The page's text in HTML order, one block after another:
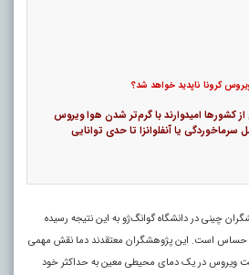
کرونا ناپدید خواهد شد؟
کشورها امیدوارند با گرم‌تر شدن هوا ویروس
سرماخوردگی یا آنفلوانزا تا حدی توانایی
چینی در دانشگاه گوانگ‌ژو به این نتیجه رسیده
حساس است. این پژوهشگران معتقدند دما نقش مهمی
ویروس در یک دمای محیطی معین به حداکثر خود